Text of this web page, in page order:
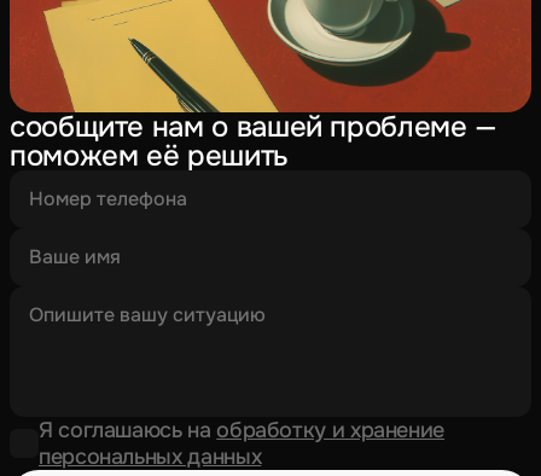
сообщите нам о вашей проблеме —
поможем её решить
Я соглашаюсь на обработку и хранение
персональных данных